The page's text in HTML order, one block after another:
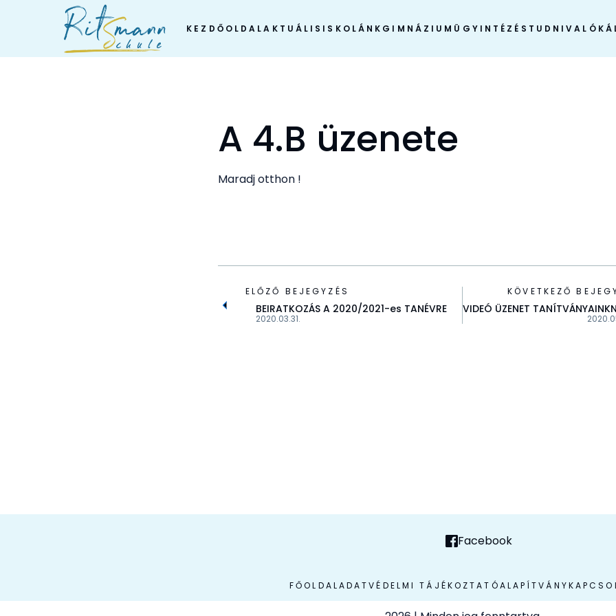
KEZDŐOLDALAKTUÁLIS ISKOLÁNK GIMNÁZIUM ÜGYINTÉZÉS TUDNIVALÓK
A 4.B üzenete
Maradj otthon !
ELŐZŐ BEJEGYZÉS
2020.03.31.
BEIRATKOZÁS A 2020/2021-es TANÉVRE
KÖVETKEZŐ
VIDEÓ ÜZENET
Facebook
FŐOLDALADATVÉDELMI TÁJÉKOZTATÓALAPÍTVÁNY